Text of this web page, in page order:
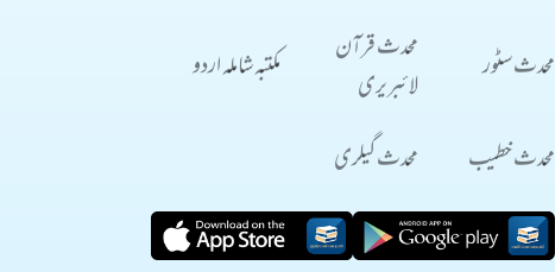
محدث سٹور
محدث قرآن
لائبریری
مکتبہ شاملہ اردو
محدث خطیب محدث گیلری